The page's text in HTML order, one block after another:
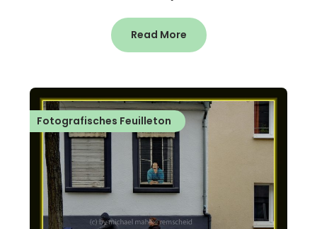
Read More
Fotografisches Feuilleton